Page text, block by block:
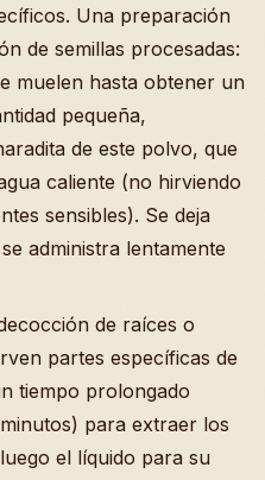
Una preparación
de semillas procesadas:
muelen hasta obtener un
pequeña,
de este polvo, que
caliente (no hirviendo
sensibles). Se deja
administra lentamente
de raíces o
partes específicas de
tiempo prolongado
para extraer los
el líquido para su